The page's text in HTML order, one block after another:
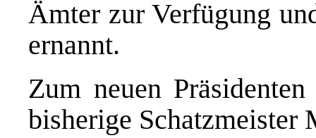
Ämter zur Verfügung
ernannt.
Zum neuen
bisherige Schatzmeister